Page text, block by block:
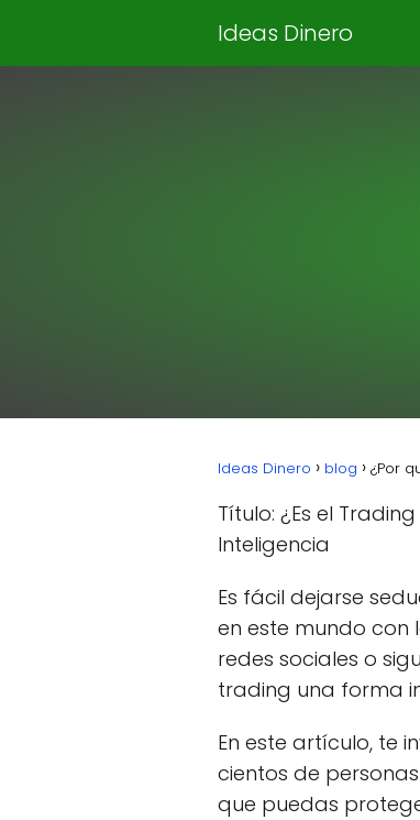
Ideas Dinero
Ideas Dinero blog ¿Por
Título: ¿Es el
Inteligencia
Es fácil dejarse
en este mundo con
redes sociales o
trading una forma
En este artículo, te
cientos de
que puedas